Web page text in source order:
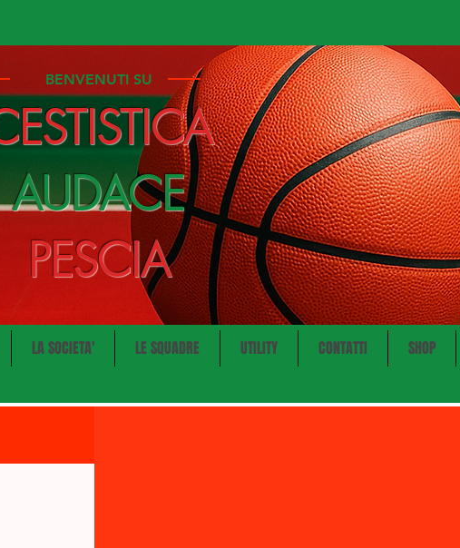
BENVENUTI SU
AUDACE
PESCIA
LA SOCIETA' LE SQUADRE UTILITY CONTATTI SHOP